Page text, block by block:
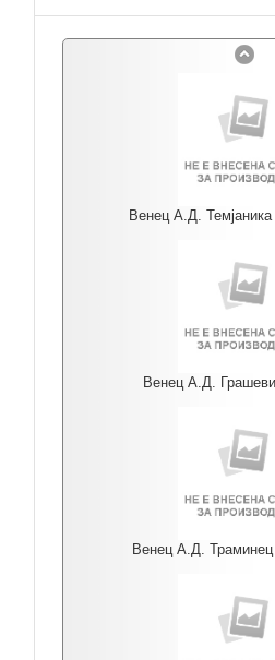
Венец А.Д.
Венец А.Д.
Венец А.Д. Траминец